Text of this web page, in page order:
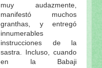
muy audazmente,
manifestó muchos
granthas, y entregó
innumerables
instrucciones de la
sastra. Incluso, cuando
en la Babaji